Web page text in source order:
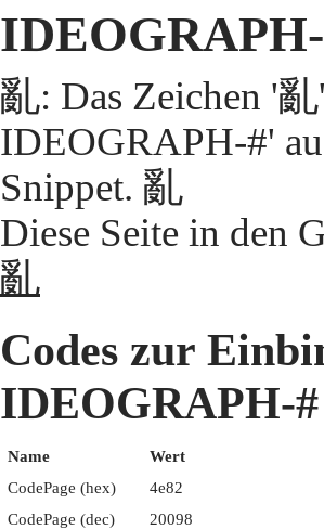
亂: Das Zeichen '
IDEOGRAPH-#'
Snippet. 亂
Diese Seite in den
亂
Codes zur
IDEOGRAPH-#
Name
Wert
CodePage (hex)
4e82
CodePage (dec)
20098